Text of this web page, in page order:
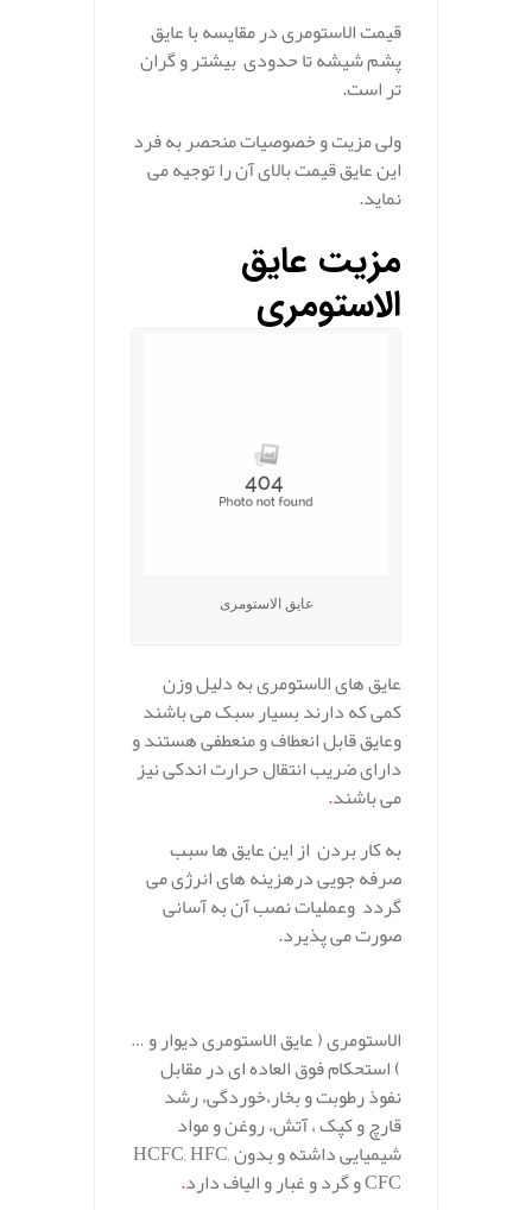
قیمت الاستومری در مقایسه با عایق
پشم شیشه تا حدودی بیشتر و گران
تر است.
ولی مزیت و خصوصیات منحصر به فرد
این عایق قیمت بالای آن را توجیه می
نماید.
مزیت عایق
الاستومری
عایق الاستومری
عایق های الاستومری به دلیل وزن
کمی که دارند بسیار سبک می باشند
وعایق قابل انعطاف و منعطفی هستند و
دارای ضریب انتقال حرارت اندکی نیز
می باشند.
به کار بردن از این عایق ها سبب
صرفه جویی درهزینه های انرژی می
گردد وعملیات نصب آن به آسانی
صورت می پذیرد.
الاستومری ( عایق الاستومری دیوار و …
) استحکام فوق العاده ای در مقابل
نفوذ رطوبت و بخار،خوردگی، رشد
قارچ و کپک ، آتش، روغن و مواد
شیمیایی داشته و بدون HCFC, HFC,
CFC و گرد و غبار و الیاف دارد .